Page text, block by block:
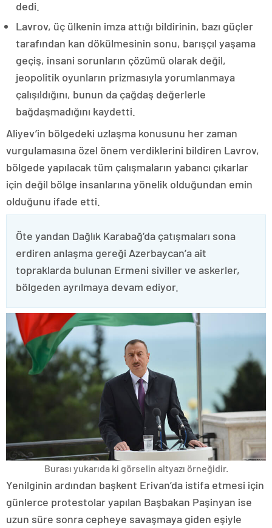
dedi.
Lavrov, üç ülkenin imza attığı bildirinin, bazı güçler
tarafından kan dökülmesinin sonu, barışçıl yaşama
geçiş, insani sorunların çözümü olarak değil,
jeopolitik oyunların prizmasıyla yorumlanmaya
çalışıldığını, bunun da çağdaş değerlerle
bağdaşmadığını kaydetti.
Aliyev’in bölgedeki uzlaşma konusunu her zaman
vurgulamasına özel önem verdiklerini bildiren Lavrov,
bölgede yapılacak tüm çalışmaların yabancı çıkarlar
için değil bölge insanlarına yönelik olduğundan emin
olduğunu ifade etti.
Öte yandan Dağlık Karabağ’da çatışmaları sona
erdiren anlaşma gereği Azerbaycan’a ait
topraklarda bulunan Ermeni siviller ve askerler,
bölgeden ayrılmaya devam ediyor.
Burası yukarıda ki görselin altyazı örneğidir.
Yenilginin ardından başkent Erivan’da istifa etmesi için
günlerce protestolar yapılan Başbakan Paşinyan ise
uzun süre sonra cepheye savaşmaya giden eşiyle